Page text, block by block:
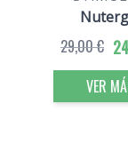
29,00 €
VER